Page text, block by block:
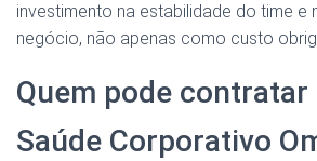
investimento na estabilidade do time e
negócio, não apenas como custo
Quem pode contratar
Saúde Corporativo